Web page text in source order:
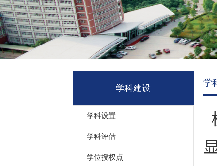
学科建设
学科设置
学科评估
学位授权点
学